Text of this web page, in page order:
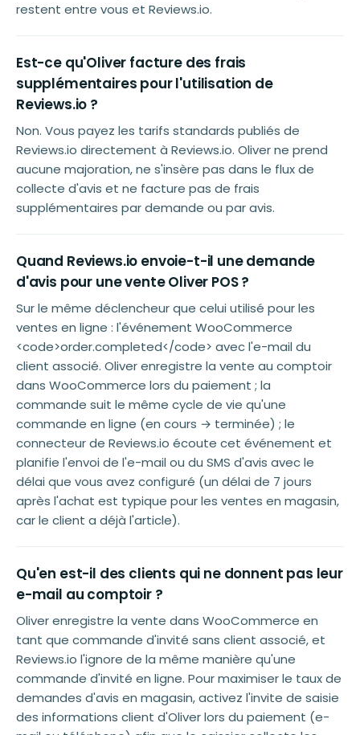
restent entre vous et Reviews.io.
Est-ce qu'Oliver facture des frais
supplémentaires pour l'utilisation de
Reviews.io ?
Non. Vous payez les tarifs standards publiés de
Reviews.io directement à Reviews.io. Oliver ne prend
aucune majoration, ne s'insère pas dans le flux de
collecte d'avis et ne facture pas de frais
supplémentaires par demande ou par avis.
Quand Reviews.io envoie-t-il une demande
d'avis pour une vente Oliver POS ?
Sur le même déclencheur que celui utilisé pour les
ventes en ligne : l'événement WooCommerce
<code>order.completed</code> avec l'e-mail du
client associé. Oliver enregistre la vente au comptoir
dans WooCommerce lors du paiement ; la
commande suit le même cycle de vie qu'une
commande en ligne (en cours → terminée) ; le
connecteur de Reviews.io écoute cet événement et
planifie l'envoi de l'e-mail ou du SMS d'avis avec le
délai que vous avez configuré (un délai de 7 jours
après l'achat est typique pour les ventes en magasin,
car le client a déjà l'article).
Qu'en est-il des clients qui ne donnent pas leur
e-mail au comptoir ?
Oliver enregistre la vente dans WooCommerce en
tant que commande d'invité sans client associé, et
Reviews.io l'ignore de la même manière qu'une
commande d'invité en ligne. Pour maximiser le taux de
demandes d'avis en magasin, activez l'invite de saisie
des informations client d'Oliver lors du paiement (e-